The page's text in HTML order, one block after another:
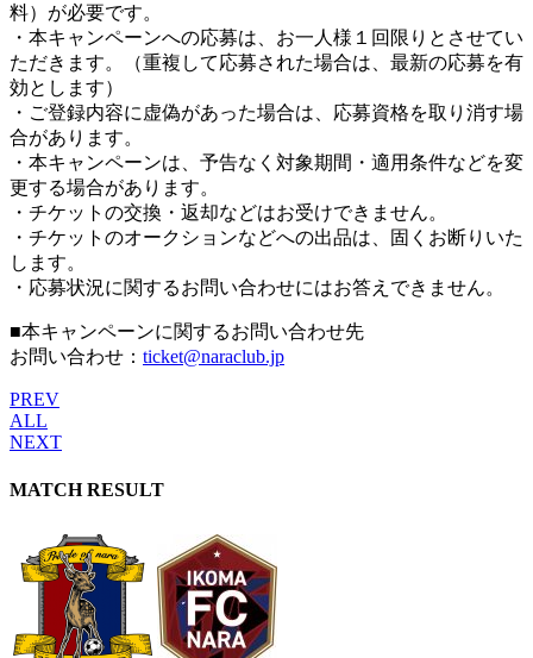
料）が必要です。
・本キャンペーンへの応募は、お一人様１回限りとさせてい
ただきます。（重複して応募された場合は、最新の応募を有
効とします）
・ご登録内容に虚偽があった場合は、応募資格を取り消す場
合があります。
・本キャンペーンは、予告なく対象期間・適用条件などを変
更する場合があります。
・チケットの交換・返却などはお受けできません。
・チケットのオークションなどへの出品は、固くお断りいた
します。
・応募状況に関するお問い合わせにはお答えできません。
■本キャンペーンに関するお問い合わせ先
お問い合わせ： ticket@naraclub.jp
PREV
ALL
NEXT
MATCH RESULT